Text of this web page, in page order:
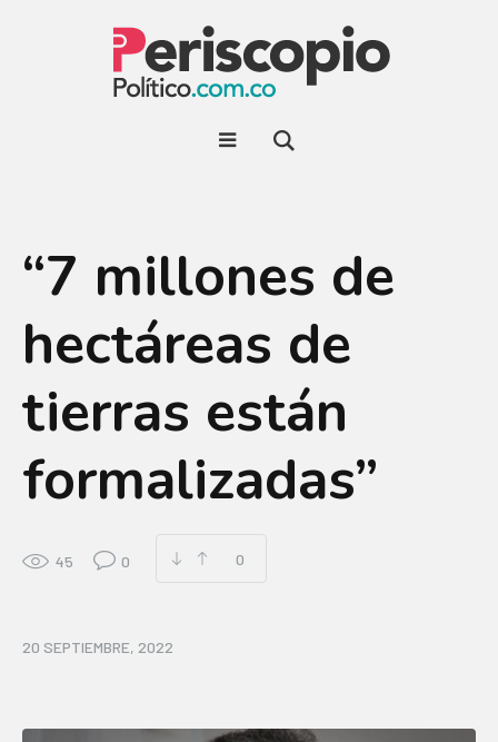
“7 millones de
hectáreas de
tierras están
formalizadas”
45 0 0
20 SEPTIEMBRE, 2022